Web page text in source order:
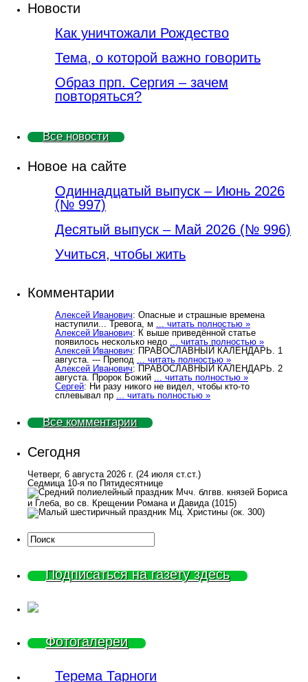
Новости
Как уничтожали Рождество
Тема, о которой важно говорить
Образ прп. Сергия – зачем
повторяться?
Все новости
Новое на сайте
Одиннадцатый выпуск – Июнь 2026
(№ 997)
Деcятый выпуск – Май 2026 (№ 996)
Учиться, чтобы жить
Комментарии
Алексей Иванович: Опасные и страшные времена
наступили... Тревога, м ... читать полностью »
Алексей Иванович: К выше приведённой статье
появилось несколько недо ... читать полностью »
Алексей Иванович: ПРАВОСЛАВНЫЙ КАЛЕНДАРЬ. 1
августа. --- Препод ... читать полностью »
Алексей Иванович: ПРАВОСЛАВНЫЙ КАЛЕНДАРЬ. 2
августа. Пророк Божий ... читать полностью »
Сергей: Ни разу никого не видел, чтобы кто-то
сплевывал пр ... читать полностью »
Все комментарии
Сегодня
Четверг, 6 августа 2026 г. (24 июля ст.ст.)
Седмица 10-я по Пятидесятнице
Мчч. блгвв. князей Бориса
и Глеба, во св. Крещении Романа и Давида (1015)
Мц. Христины (ок. 300)
Подписаться на газету здесь
Фотогалереи
Терема Тарноги